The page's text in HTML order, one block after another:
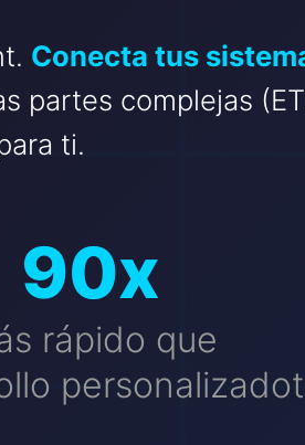
Conecta tus
partes complejas
ti.
90x
rápido que
personalizado